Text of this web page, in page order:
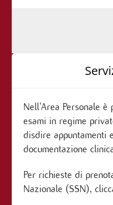
Nell'Area Personale
esami in regime
disdire appuntamenti
documentazione
Per richieste di
Nazionale (SSN),